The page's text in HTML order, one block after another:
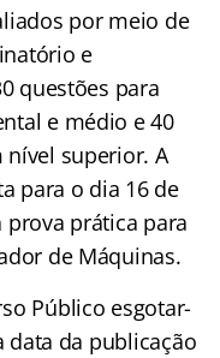
por meio de
e
questões para
e médio e 40
nível superior. A
para o dia 16 de
prova prática para
de Máquinas.
Público esgotar-
data da publicação